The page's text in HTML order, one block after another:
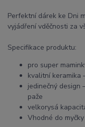
Perfektní dárek ke Dni
vyjádření vděčnosti za
Specifikace produktu:
pro super
kvalitní keramika
jedinečný design
paže
velkorysá
Vhodné do